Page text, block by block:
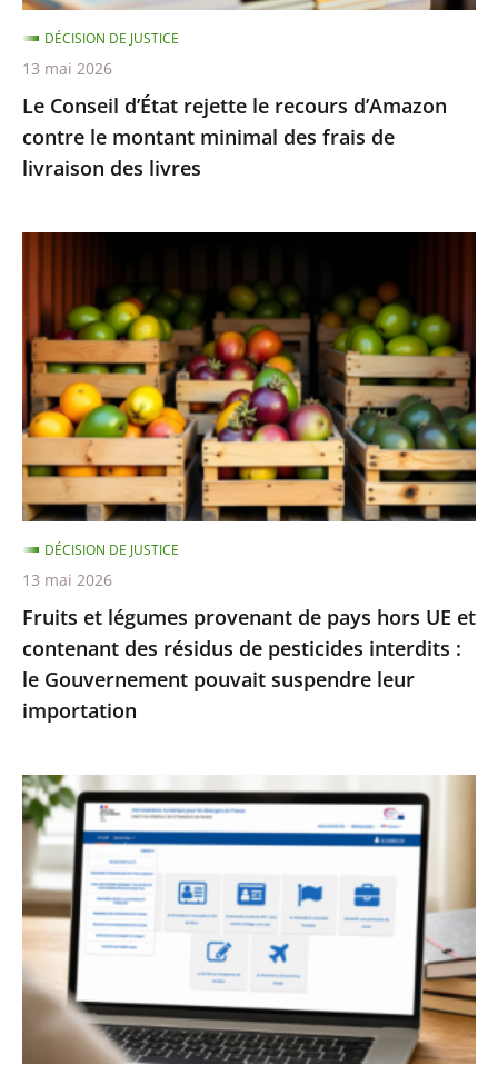
montant
minimal
des
frais
de
livraison
livres
Le Conseil d’État rejette le recours d’Amazon
contre le montant minimal des frais de
livraison des livres
DÉCISION DE JUSTICE
13 mai 2026
légumes
provenant
de
pays
hors
UE
contenant
des
résidus
de
pesticides
interdits
:
Gouvernement
pouvait
suspendre
leur
importation
Fruits et légumes provenant de pays hors UE et
contenant des résidus de pesticides interdits :
le Gouvernement pouvait suspendre leur
importation
DÉCISION DE JUSTICE
13 mai 2026
Services
publics
le
Conseil
d’État
enjoint
l’État
de